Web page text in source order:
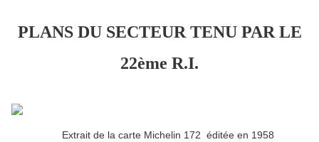
PLANS DU SECTEUR TENU PAR LE
22ème R.I.
Extrait de la carte Michelin 172 éditée en 1958